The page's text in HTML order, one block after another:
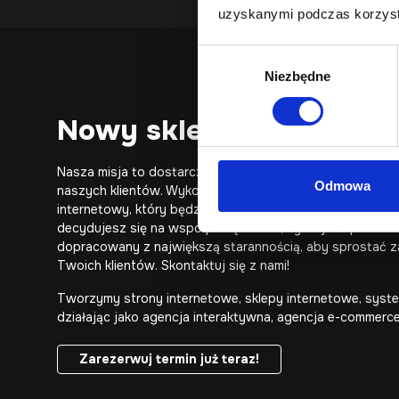
uzyskanymi podczas
Niezbędne
Odmowa
Nowy sklep internetowy
Nasza misja to dostarczanie rozwiązań e-commerce,
naszych klientów. Wykorzystując naszą wiedzę i
internetowy, który będzie
funkcjonalny, estetyczny i
decydujesz się na współpracę z nami, zyskujesz
dopracowany z największą starannością, aby sprostać
Twoich klientów. Skontaktuj się z nami!
Tworzymy strony internetowe, sklepy internetowe,
działając jako agencja interaktywna, agencja e-commerce
Zarezerwuj termin już teraz!